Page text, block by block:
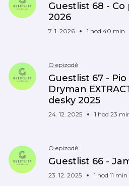
Guestlist 68 -
2026
7. 1. 2026 1 hod 40 min
O epizodě
Guestlist 67 - Pio
Dryman
desky 2025
24. 12. 2025 1 hod 23
O epizodě
Guestlist 66 -
23. 12. 2025 1 hod 11 min